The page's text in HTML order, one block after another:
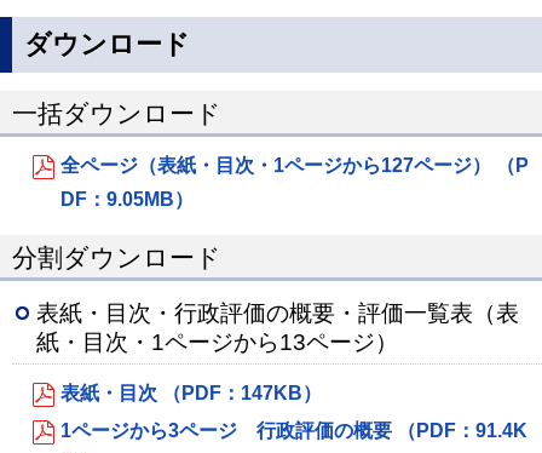
ダウンロード
一括ダウンロード
全ページ（表紙・目次・1ページから127ページ） （P
DF：9.05MB）
分割ダウンロード
表紙・目次・行政評価の概要・評価一覧表（表
紙・目次・1ページから13ページ）
表紙・目次 （PDF：147KB）
1ページから3ページ 行政評価の概要 （PDF：91.4K